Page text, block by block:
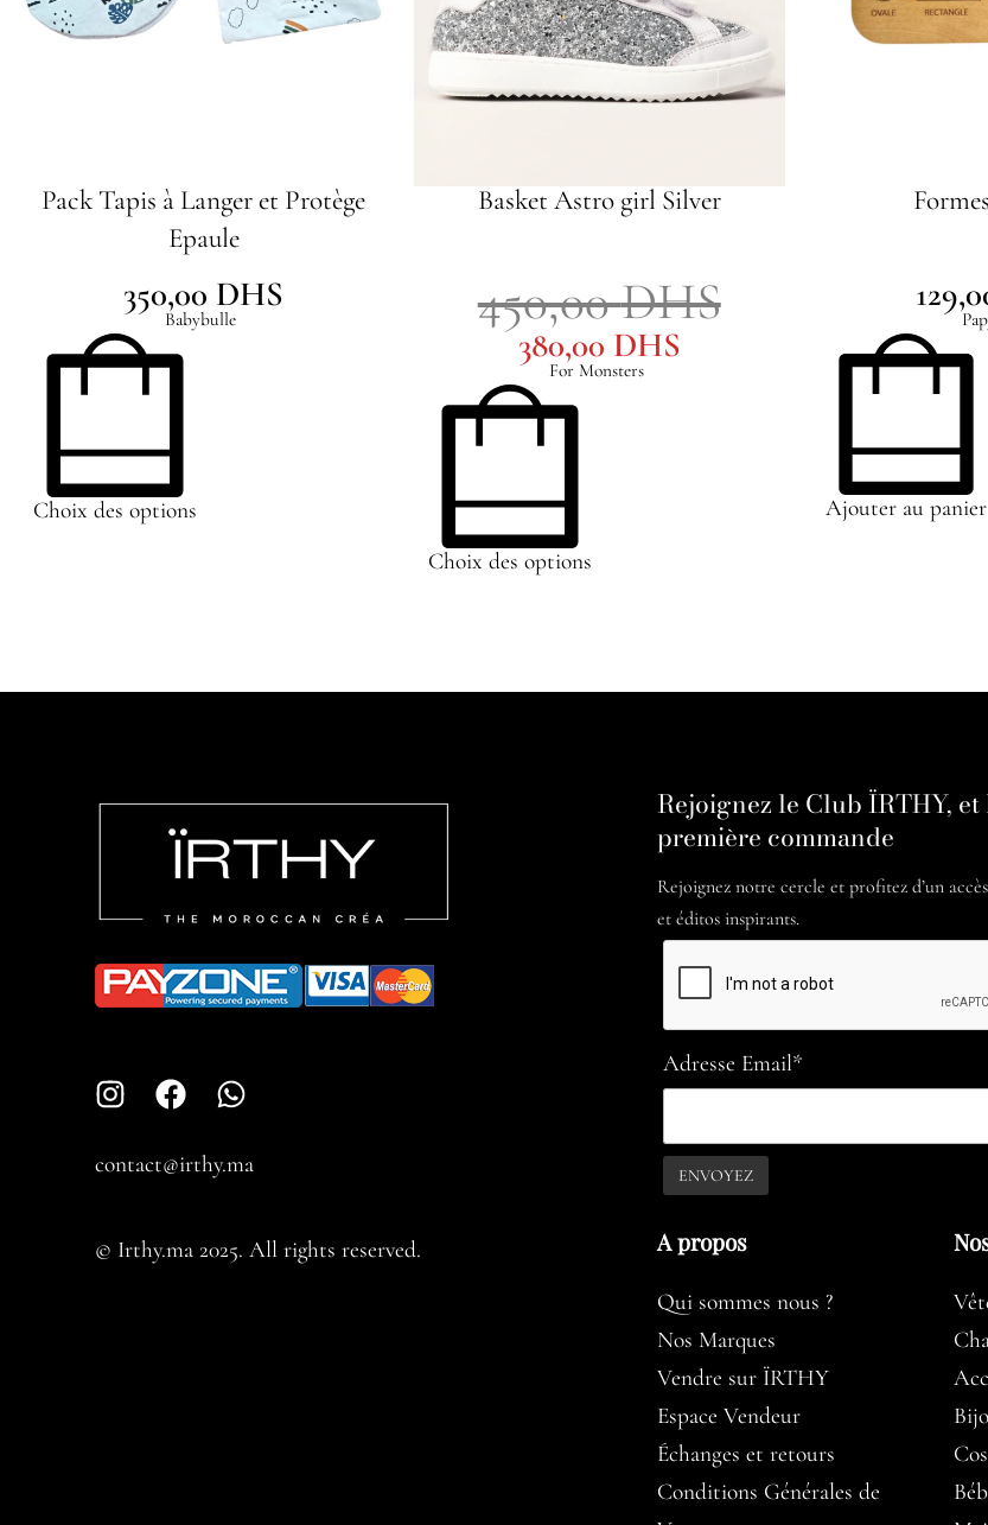
Pack Tapis à Langer et Protège
Epaule
Babybulle
350,00 DHS
Choix des options
Basket Astro girl Silver
For Monsters
450,00DHS
380,00 DHS
Choix des options
Ajouter au panier
contact@irthy.ma​
© Irthy.ma 2025. All rights reserved.
Rejoignez le Club ÏRTHY,
première commande
Rejoignez notre cercle et profitez d’un
et éditos inspirants.
Adresse Email*
A propos​
Qui sommes nous ?
Nos Marques
Vendre sur ÏRTHY
Espace Vendeur
Échanges et retours
Conditions Générales de